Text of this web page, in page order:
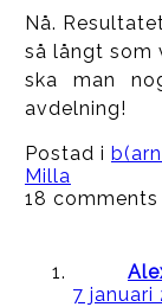
Nå.
så långt som
ska man
avdelning!
Postad i
Milla
18 comments
7 januari